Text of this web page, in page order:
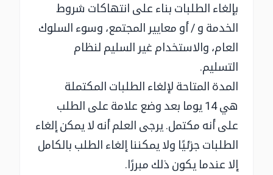
بإلغاء الطلبات بناء على انتهاكات شروط
الخدمة و / أو معايير المجتمع، وسوء السلوك
العام، والاستخدام غير السليم لنظام
التسليم.
المدة المتاحة لإلغاء الطلبات المكتملة
هي 14 يوما بعد وضع علامة على الطلب
على أنه مكتمل. يرجى العلم أنه لا يمكن إلغاء
الطلبات جزئيًا ولا يمكننا إلغاء الطلب بالكامل
إلا عندما يكون ذلك مبررًا.